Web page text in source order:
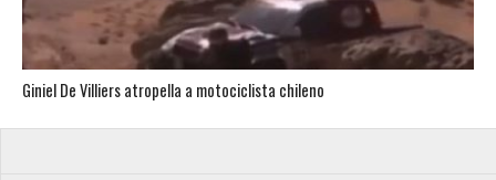
Giniel De Villiers atropella a motociclista chileno